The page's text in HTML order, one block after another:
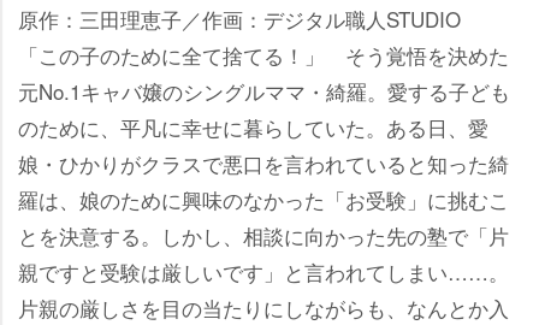
原作：三田理恵子／作画：デジタル職人STUDIO
「この子のために全て捨てる！」 そう覚悟を決めた
元No.1キャバ嬢のシングルママ・綺羅。愛する子ども
のために、平凡に幸せに暮らしていた。ある日、愛
娘・ひかりがクラスで悪口を言われていると知った綺
羅は、娘のために興味のなかった「お受験」に挑むこ
とを決意する。しかし、相談に向かった先の塾で「片
親ですと受験は厳しいです」と言われてしまい……。
片親の厳しさを目の当たりにしながらも、なんとか入